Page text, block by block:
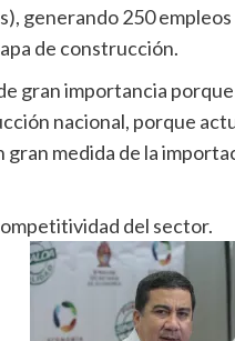
generando 250
de construcción.
gran importancia
nacional, porque
gran medida de la
del sector.